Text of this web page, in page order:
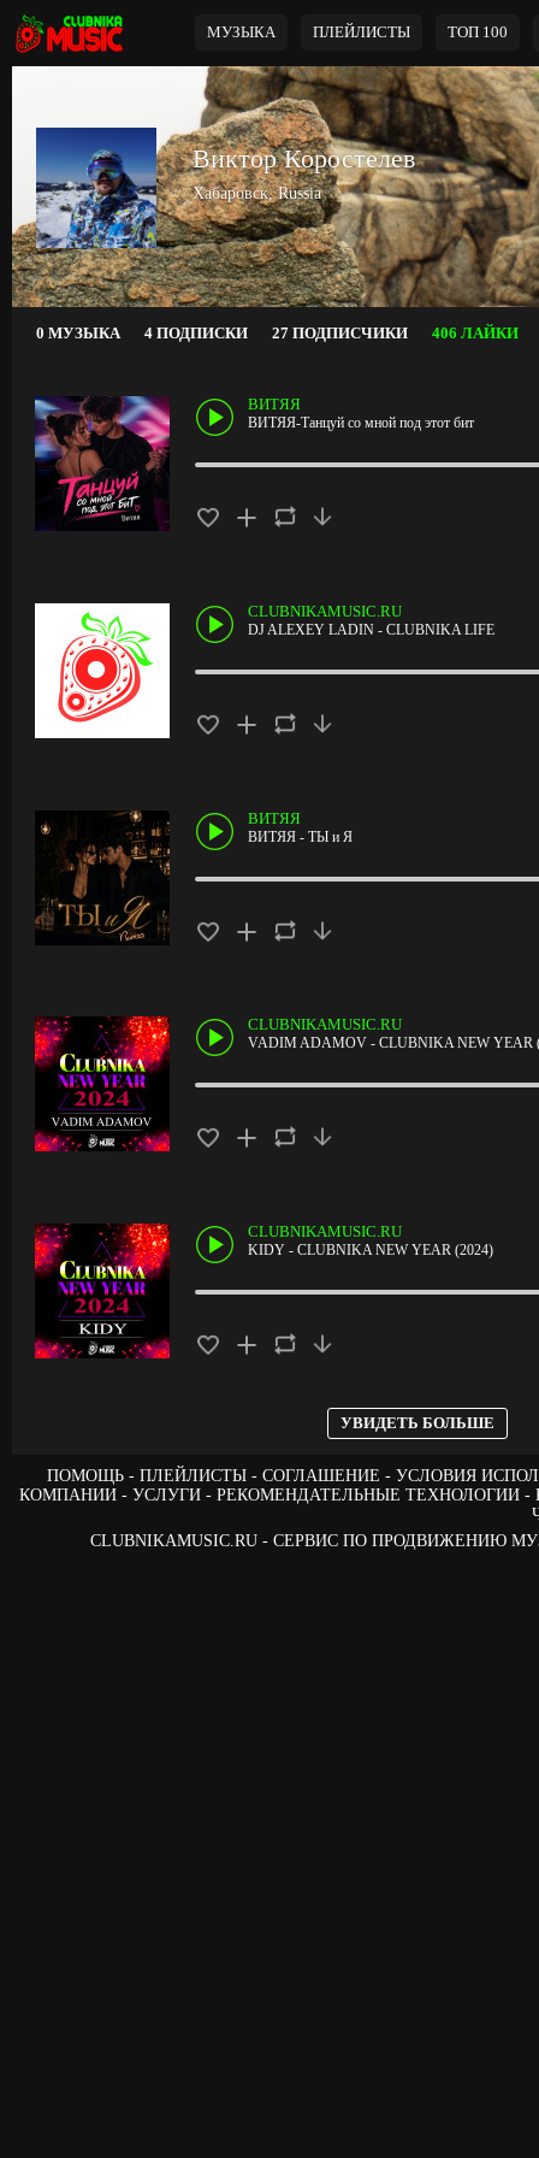
МУЗЫКА ПЛЕЙЛИСТЫ ТОП 100
Виктор Коростелев
Хабаровск, Russia
0 МУЗЫКА 4 ПОДПИСКИ 27 ПОДПИСЧИКИ 406 ЛАЙКИ
ВИТЯЯ
ВИТЯЯ-Танцуй со мной под этот бит
CLUBNIKAMUSIC.RU
DJ ALEXEY LADIN - CLUBNIKA LIFE
ВИТЯЯ
ВИТЯЯ - ТЫ и Я
CLUBNIKAMUSIC.RU
VADIM ADAMOV - CLUBNIKA NEW YEAR
CLUBNIKAMUSIC.RU
KIDY - CLUBNIKA NEW YEAR (2024)
УВИДЕТЬ БОЛЬШЕ
ПОМОЩЬ ПЛЕЙЛИСТЫ СОГЛАШЕНИЕ
УСЛОВИЯ
КОМПАНИИ
УСЛУГИ РЕКОМЕНДАТЕЛЬНЫЕ ТЕХНОЛОГИИ
CLUBNIKAMUSIC.RU - СЕРВИС ПО ПРОДВИЖЕНИЮ